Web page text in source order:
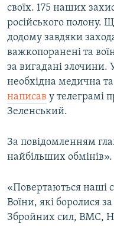
своїх. 175 наших
російського полону.
додому завдяки
важкопоранені та
за вигадані злочини.
необхідна медична
написав у телеграмі
Зеленський.
За повідомленням
найбільших обмінів».
«Повертаються наші
Воїни, які боролися
Збройних сил, ВМС,